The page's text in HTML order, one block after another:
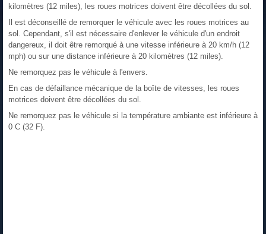
kilomètres (12 miles), les roues motrices doivent être décollées du sol.
Il est déconseillé de remorquer le véhicule avec les roues motrices au
sol. Cependant, s'il est nécessaire d'enlever le véhicule d'un endroit
dangereux, il doit être remorqué à une vitesse inférieure à 20 km/h (12
mph) ou sur une distance inférieure à 20 kilomètres (12 miles).
Ne remorquez pas le véhicule à l'envers.
En cas de défaillance mécanique de la boîte de vitesses, les roues
motrices doivent être décollées du sol.
Ne remorquez pas le véhicule si la température ambiante est inférieure à
0 C (32 F).